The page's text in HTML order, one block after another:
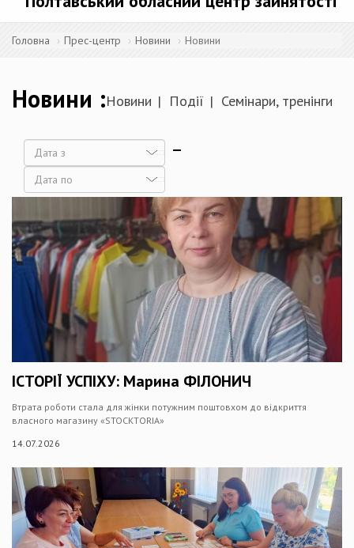
Головна Прес-центр Новини Новини
Новини Новини Події Семінари, тренінги
Дата
Дата
ІСТОРІЇ УСПІХУ: Марина ФІЛОНИЧ
Втрата роботи стала для жінки потужним поштовхом до відкриття
власного магазину «STOCKTОRIA»
14.07.2026